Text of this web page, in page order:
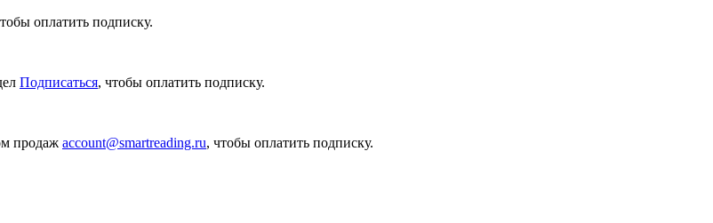
оплатить подписку.
Подписаться, чтобы оплатить подписку.
продаж account@smartreading.ru, чтобы оплатить подписку.